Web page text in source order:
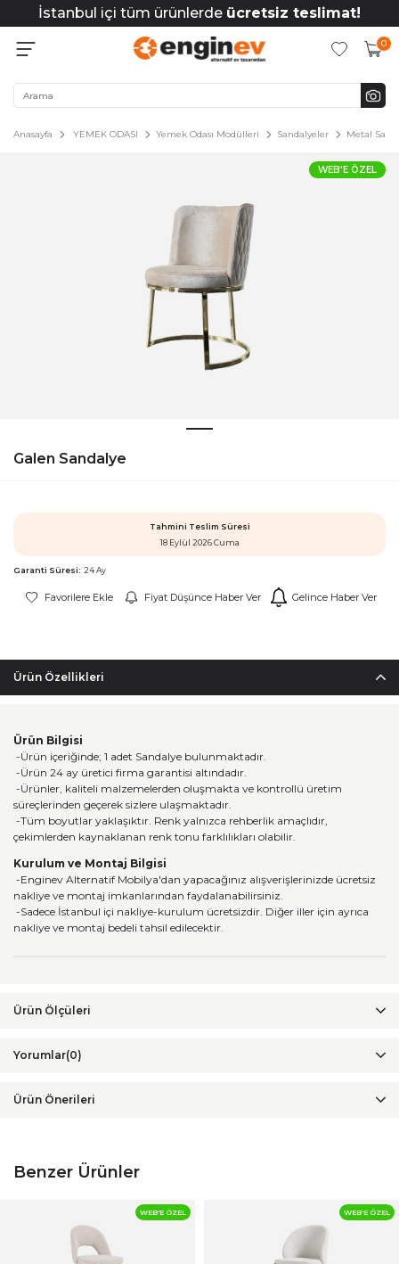
İstanbul içi tüm ürünlerde ücretsiz teslimat!
0
Anasayfa YEMEK ODASI Yemek Odası Modülleri Sandalyeler Metal
WEB'E ÖZEL
Galen Sandalye
Tahmini Teslim Süresi
18 Eylül 2026 Cuma
Garanti Süresi: 24 Ay
Favorilere Ekle Fiyat Düşünce Haber Ver Gelince Haber Ver
Ürün Özellikleri
Ürün Bilgisi
-Ürün içeriğinde; 1 adet Sandalye bulunmaktadır.
-Ürün 24 ay üretici firma garantisi altındadır.
-Ürünler, kaliteli malzemelerden oluşmakta ve kontrollü üretim
süreçlerinden geçerek sizlere ulaşmaktadır.
-Tüm boyutlar yaklaşıktır. Renk yalnızca rehberlik amaçlıdır,
çekimlerden kaynaklanan renk tonu farklılıkları olabilir.
Kurulum ve Montaj Bilgisi
-Enginev Alternatif Mobilya'dan yapacağınız alışverişlerinizde ücretsiz
nakliye ve montaj imkanlarından faydalanabilirsiniz.
-Sadece İstanbul içi nakliye-kurulum ücretsizdir. Diğer iller için ayrıca
nakliye ve montaj bedeli tahsil edilecektir.
Yorumlar(0)
Ürün Önerileri
Benzer Ürünler
WEB'E ÖZEL WEB'E ÖZEL